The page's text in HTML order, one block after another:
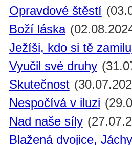
Opravdové štěstí
Boží láska
Ježíši, kdo si tě
Vyučil své druhy
Skutečnost
Nespočívá v iluzi
Nad naše síly
Blažená dvojice,